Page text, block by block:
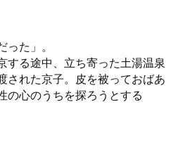
た」。
する途中、立ち寄った土湯温泉
された京子。皮を被っておばあ
の心のうちを探ろうとする